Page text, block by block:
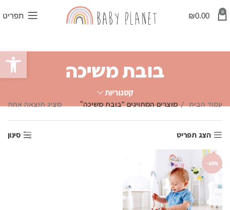
0
₪0.00 תפריט
בובת משיכה
קטגוריות
עמוד הבית מוצרים המתויגים “בובת משיכה” מציג תוצאה אחת
הצג תפריט סינון
-45%
פתח